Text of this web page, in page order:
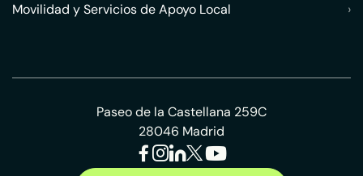
Movilidad y Servicios de Apoyo Local
›
Paseo de la Castellana 259C
28046 Madrid